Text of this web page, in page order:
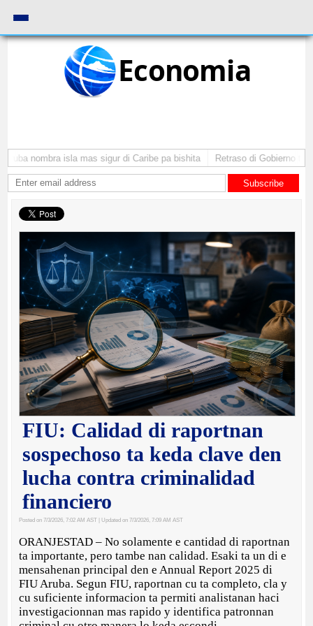
Economia
nombra isla mas sigur di Caribe pa bishita Retraso di Gobierno ta
Subscribe
FIU: Calidad di raportnan
sospechoso ta keda clave den
lucha contra criminalidad
financiero
Posted on 7/3/2026, 7:02 AM AST | Updated on 7/3/2026, 7:09 AM AST
ORANJESTAD – No solamente e cantidad di raportnan
ta importante, pero tambe nan calidad. Esaki ta un di e
mensahenan principal den e Annual Report 2025 di
FIU Aruba. Segun FIU, raportnan cu ta completo, cla y
cu suficiente informacion ta permiti analistanan haci
investigacionnan mas rapido y identifica patronnan